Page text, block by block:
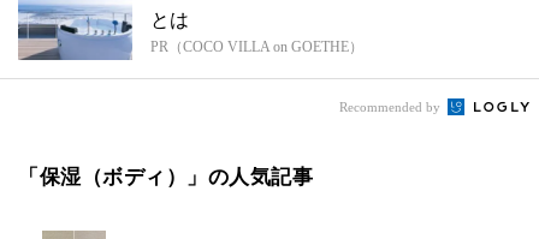
とは
PR（COCO VILLA on GOETHE）
Recommended by
「保湿（ボディ）」の人気記事